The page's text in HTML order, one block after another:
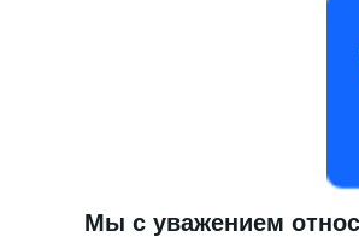
Мы с уважением